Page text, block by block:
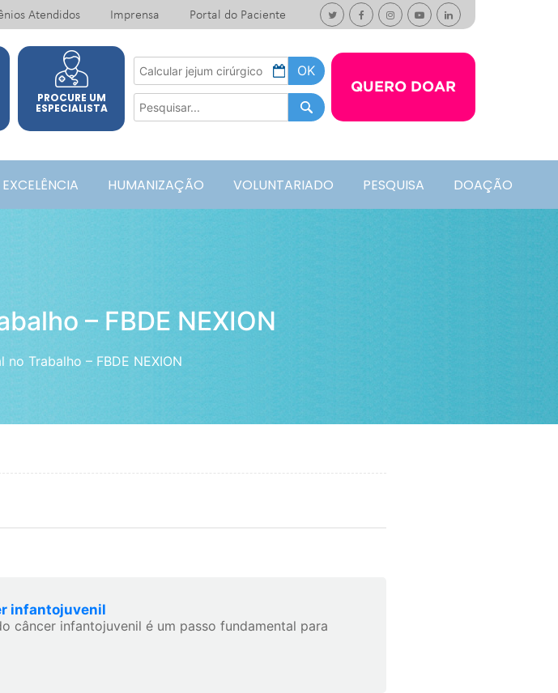
Atendidos Imprensa Portal do Paciente
PROCURE UM
ESPECIALISTA
QUERO DOAR
EXCELÊNCIA HUMANIZAÇÃO VOLUNTARIADO PESQUISA DOAÇÃO
– FBDE NEXION
no Trabalho – FBDE NEXION
infantojuvenil
câncer infantojuvenil é um passo fundamental para